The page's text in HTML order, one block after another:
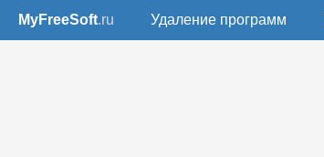
MyFreeSoft.ru Удаление программ